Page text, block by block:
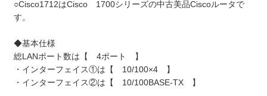
○Cisco1712はCisco 1700シリーズの中古美品Ciscoルータで
す。
◆基本仕様
総LANポート数は【 4ポート 】
・インターフェイス①は【 10/100×4 】
・インターフェイス②は【 10/100BASE-TX 】